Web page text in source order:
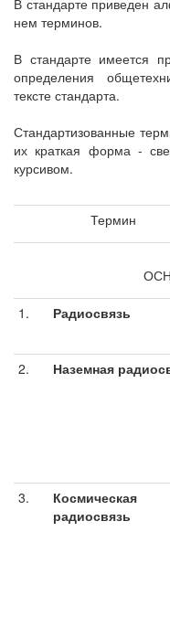
В стандарте приведен
нем терминов.
В стандарте имеется
определения
тексте стандарта.
Стандартизованные
их краткая форма -
курсивом.
Термин
1. Радиосвязь
2. Наземная
3.
Космическая
радиосвязь